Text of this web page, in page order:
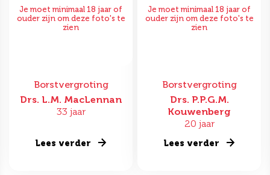
Je moet minimaal 18 jaar of
ouder zijn om deze foto's te
zien
Borstvergroting
Drs. L.M. MacLennan
33 jaar
Lees verder
Je moet minimaal 18 jaar of
ouder zijn om deze foto's te
zien
Borstvergroting
Drs. P.P.G.M.
Kouwenberg
20 jaar
Lees verder